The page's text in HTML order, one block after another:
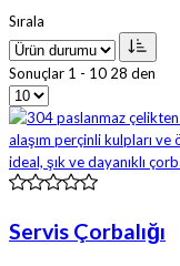
Sırala
Sonuçlar 1 - 10 28 den
Servis Çorbalığı